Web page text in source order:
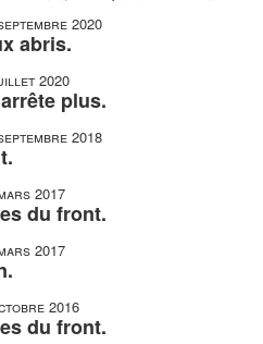
2020
abris.
2020
plus.
2018
2017
du front.
2017
2016
du front.